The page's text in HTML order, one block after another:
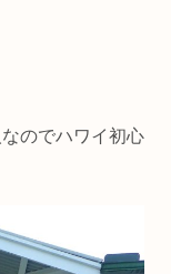
のでハワイ初心